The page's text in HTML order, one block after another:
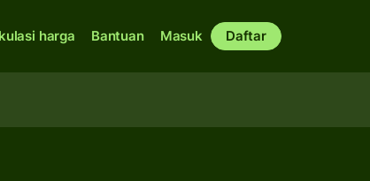
harga Bantuan Masuk Daftar